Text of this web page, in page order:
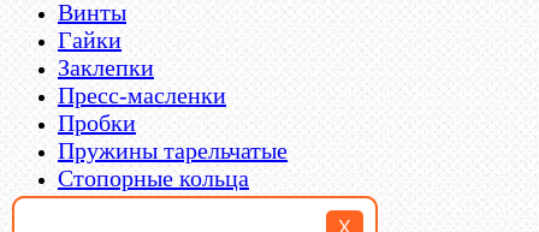
X
Винты
Гайки
Заклепки
Пресс-масленки
Пробки
Пружины тарельчатые
Стопорные кольца
Такелаж